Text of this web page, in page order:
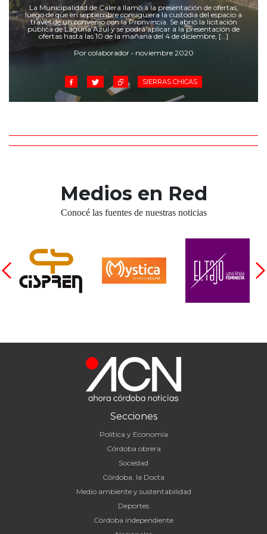
Cruz del Eje
Corredor de Ansenuza
La Carlota y zona
Laboulaye y sur
Río Tercero
Despeñaderos
La Municipalidad de Calera llamó a la presentación de ofertas,
luego de que en septiembre consiguiera la custodia del espacio a
través de un convenio con la Pronvincia. Se abrió la licitación
pública de Laguna Azul y se podrá aplicar a la presentación de
ofertas hasta las 10 de la mañana del 4 de diciembre, […]
Por colaborador • noviembre 2020
SIERRAS CHICAS
Medios en Red
Conocé las fuentes de nuestras noticias
Secciones
Política y Economía
Córdoba obrera
Sociedad
Córdoba, la Docta
Medio ambiente y sustentabilidad
Deportes
Córdoba independiente